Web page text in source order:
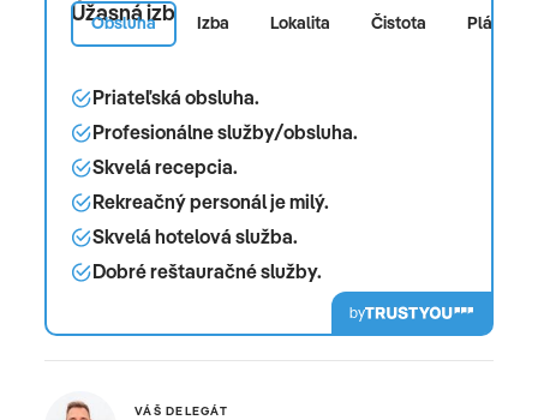
Úžasná izba. Skvelý bazén.
Obsluha Izba Lokalita Čistota Pláž
Priateľská obsluha.
Profesionálne služby/obsluha.
Skvelá recepcia.
Rekreačný personál je milý.
Skvelá hotelová služba.
Dobré reštauračné služby.
by
VÁŠ DELEGÁT